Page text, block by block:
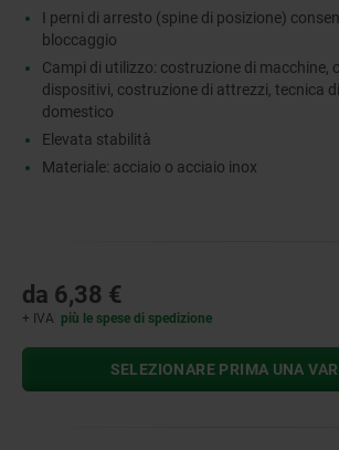
I perni di arresto (spine di posizione)
bloccaggio
Campi di utilizzo: costruzione di macchine,
dispositivi, costruzione di attrezzi, tecnica
domestico
Elevata stabilità
Materiale: acciaio o acciaio inox
da 6,38 €
+ IVA più le spese di spedizione
SELEZIONARE PRIMA UNA